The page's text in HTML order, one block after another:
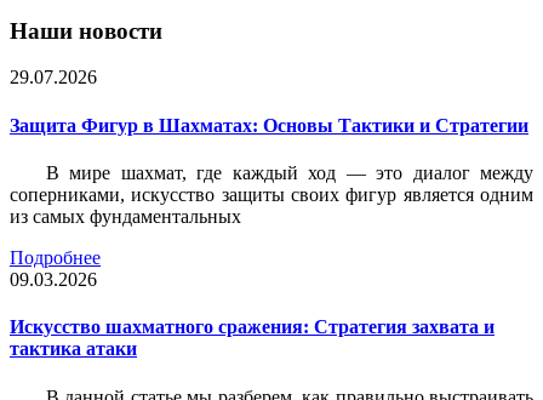
Наши новости
29.07.2026
Защита Фигур в Шахматах: Основы Тактики и Стратегии
В мире шахмат, где каждый ход — это диалог между
соперниками, искусство защиты своих фигур является одним
из самых фундаментальных
Подробнее
09.03.2026
Искусство шахматного сражения: Стратегия захвата и
тактика атаки